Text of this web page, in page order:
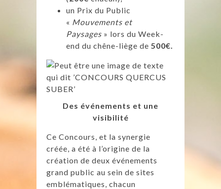
un Prix du Public
« Mouvements et
Paysages » lors du Week-
end du chêne-liège de 500€.
Des événements et une
visibilité
Ce Concours, et la synergie
créée, a été à l’origine de la
création de deux événements
grand public au sein de sites
emblématiques, chacun